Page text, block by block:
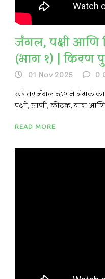
जंगल, पक्षी आणि
(भाग १) | किरण
01 Nov 2025 0
खरं तर जंगल म्हणजे नेमकं
पक्षी, प्राणी, कीटक, वारा
READ MORE